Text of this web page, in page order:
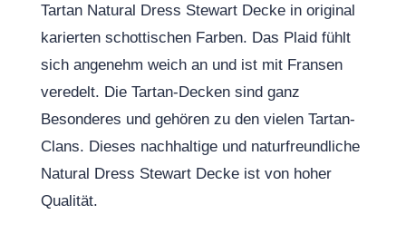
Tartan Natural Dress Stewart Decke in original
karierten schottischen Farben. Das Plaid fühlt
sich angenehm weich an und ist mit Fransen
veredelt. Die Tartan-Decken sind ganz
Besonderes und gehören zu den vielen Tartan-
Clans. Dieses nachhaltige und naturfreundliche
Natural Dress Stewart Decke ist von hoher
Qualität.